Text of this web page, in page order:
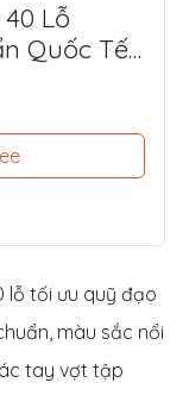
Lỗ
Quốc Tế,
Ngoài
lỗ tối ưu quỹ đạo
màu sắc nổi
tay vợt tập